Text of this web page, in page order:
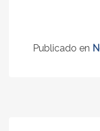
Publicado en